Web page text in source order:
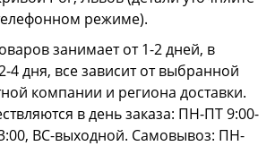
режиме).
занимает от 1-2 дней, в
4 дня, все зависит от выбранной
компании и региона доставки.
в день заказа: ПН-ПТ 9:00-
ВС-выходной. Самовывоз: ПН-